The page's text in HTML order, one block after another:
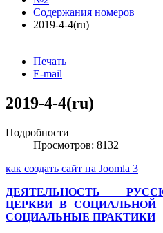
Содержания номеров
2019-4-4(ru)
Печать
E-mail
2019-4-4(ru)
Подробности
Просмотров: 8132
как создать сайт на Joomla 3
ДЕЯТЕЛЬНОСТЬ
ЦЕРКВИ В
СОЦИАЛЬНЫЕ ПРАКТИКИ